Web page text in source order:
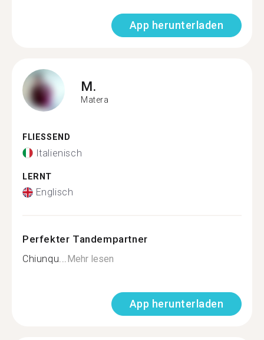
App herunterladen
M.
Matera
FLIESSEND
Italienisch
LERNT
Englisch
Perfekter Tandempartner
Chiunqu...Mehr lesen
App herunterladen